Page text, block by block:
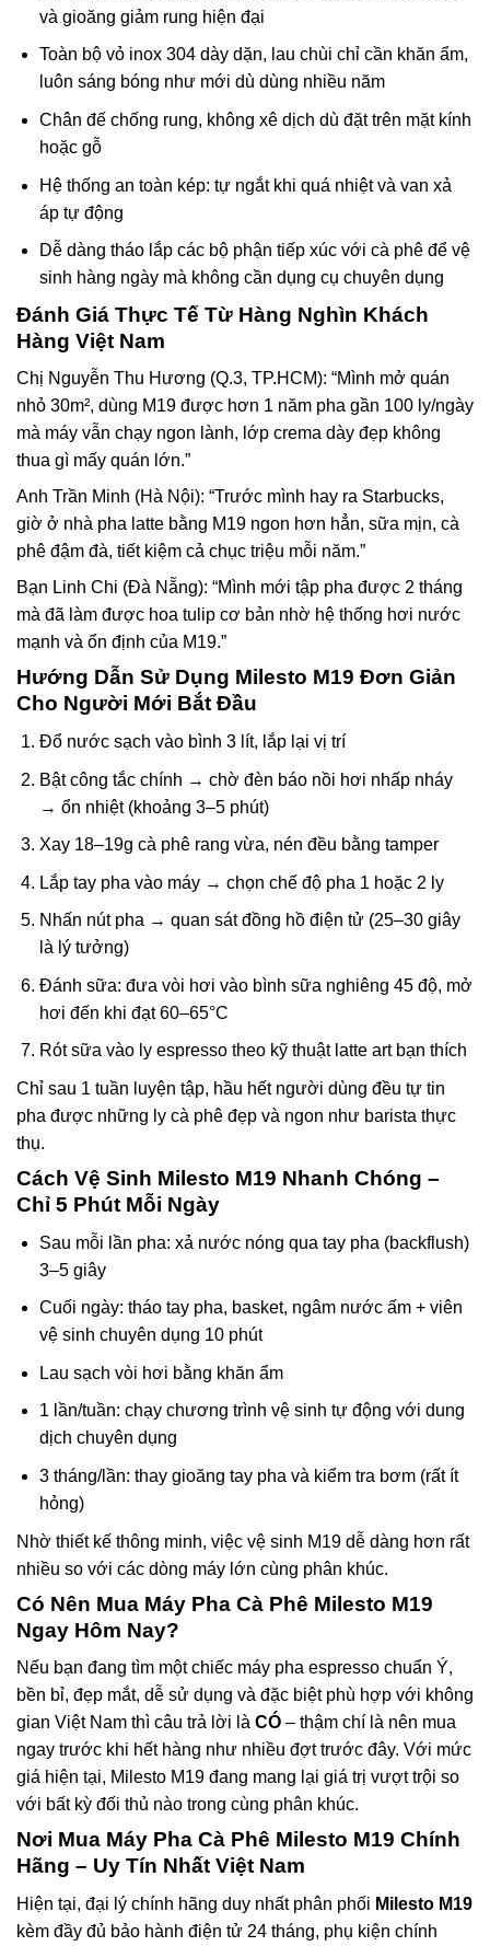
và gioăng giảm rung hiện đại
Toàn bộ vỏ inox 304 dày dặn, lau chùi chỉ cần khăn ẩm,
luôn sáng bóng như mới dù dùng nhiều năm
Chân đế chống rung, không xê dịch dù đặt trên mặt kính
hoặc gỗ
Hệ thống an toàn kép: tự ngắt khi quá nhiệt và van xả
áp tự động
Dễ dàng tháo lắp các bộ phận tiếp xúc với cà phê để vệ
sinh hàng ngày mà không cần dụng cụ chuyên dụng
Đánh Giá Thực Tế Từ Hàng Nghìn Khách
Hàng Việt Nam
Chị Nguyễn Thu Hương (Q.3, TP.HCM): “Mình mở quán
nhỏ 30m², dùng M19 được hơn 1 năm pha gần 100 ly/ngày
mà máy vẫn chạy ngon lành, lớp crema dày đẹp không
thua gì mấy quán lớn.”
Anh Trần Minh (Hà Nội): “Trước mình hay ra Starbucks,
giờ ở nhà pha latte bằng M19 ngon hơn hẳn, sữa mịn, cà
phê đậm đà, tiết kiệm cả chục triệu mỗi năm.”
Bạn Linh Chi (Đà Nẵng): “Mình mới tập pha được 2 tháng
mà đã làm được hoa tulip cơ bản nhờ hệ thống hơi nước
mạnh và ổn định của M19.”
Hướng Dẫn Sử Dụng Milesto M19 Đơn Giản
Cho Người Mới Bắt Đầu
Đổ nước sạch vào bình 3 lít, lắp lại vị trí
Bật công tắc chính → chờ đèn báo nồi hơi nhấp nháy
→ ổn nhiệt (khoảng 3–5 phút)
Xay 18–19g cà phê rang vừa, nén đều bằng tamper
Lắp tay pha vào máy → chọn chế độ pha 1 hoặc 2 ly
Nhấn nút pha → quan sát đồng hồ điện tử (25–30 giây
là lý tưởng)
Đánh sữa: đưa vòi hơi vào bình sữa nghiêng 45 độ, mở
hơi đến khi đạt 60–65°C
Rót sữa vào ly espresso theo kỹ thuật latte art bạn thích
Chỉ sau 1 tuần luyện tập, hầu hết người dùng đều tự tin
pha được những ly cà phê đẹp và ngon như barista thực
thụ.
Cách Vệ Sinh Milesto M19 Nhanh Chóng –
Chỉ 5 Phút Mỗi Ngày
Sau mỗi lần pha: xả nước nóng qua tay pha (backflush)
3–5 giây
Cuối ngày: tháo tay pha, basket, ngâm nước ấm + viên
vệ sinh chuyên dụng 10 phút
Lau sạch vòi hơi bằng khăn ẩm
1 lần/tuần: chạy chương trình vệ sinh tự động với dung
dịch chuyên dụng
3 tháng/lần: thay gioăng tay pha và kiểm tra bơm (rất ít
hỏng)
Nhờ thiết kế thông minh, việc vệ sinh M19 dễ dàng hơn rất
nhiều so với các dòng máy lớn cùng phân khúc.
Có Nên Mua Máy Pha Cà Phê Milesto M19
Ngay Hôm Nay?
Nếu bạn đang tìm một chiếc máy pha espresso chuẩn Ý,
bền bỉ, đẹp mắt, dễ sử dụng và đặc biệt phù hợp với không
gian Việt Nam thì câu trả lời là CÓ – thậm chí là nên mua
ngay trước khi hết hàng như nhiều đợt trước đây. Với mức
giá hiện tại, Milesto M19 đang mang lại giá trị vượt trội so
với bất kỳ đối thủ nào trong cùng phân khúc.
Nơi Mua Máy Pha Cà Phê Milesto M19 Chính
Hãng – Uy Tín Nhất Việt Nam
Hiện tại, đại lý chính hãng duy nhất phân phối Milesto M19
kèm đầy đủ bảo hành điện tử 24 tháng, phụ kiện chính